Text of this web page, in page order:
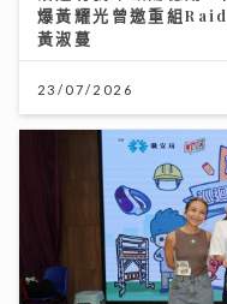
爆黃耀光曾邀重組
黃淑蔓
23/07/2026